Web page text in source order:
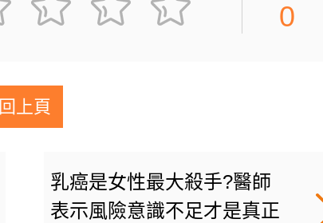
0
回上頁
乳癌是女性最大殺手?醫師
表示風險意識不足才是真正